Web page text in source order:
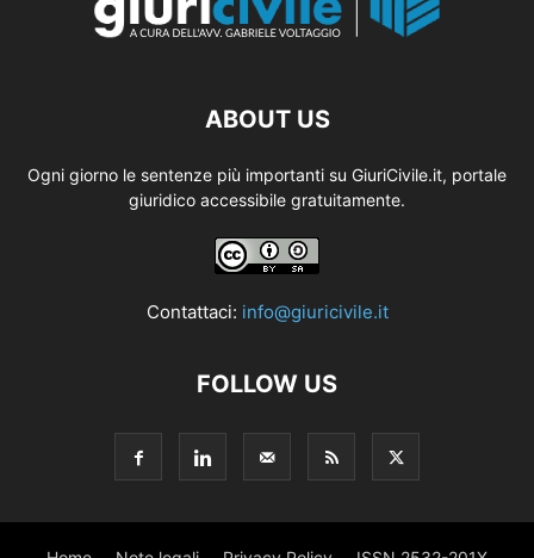
ABOUT US
Ogni giorno le sentenze più importanti su GiuriCivile.it, portale
giuridico accessibile gratuitamente.
Contattaci: info@giuricivile.it
FOLLOW US